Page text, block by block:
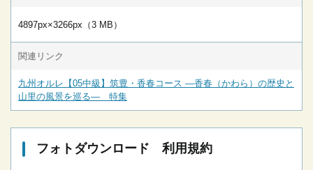
4897px×3266px（3 MB）
関連リンク
九州オルレ【05中級】筑豊・香春コース ―香春（かわら）の歴史と
山里の風景を巡る― 特集
フォトダウンロード 利用規約